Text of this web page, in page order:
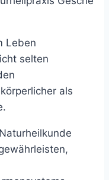
Leben
selten
als